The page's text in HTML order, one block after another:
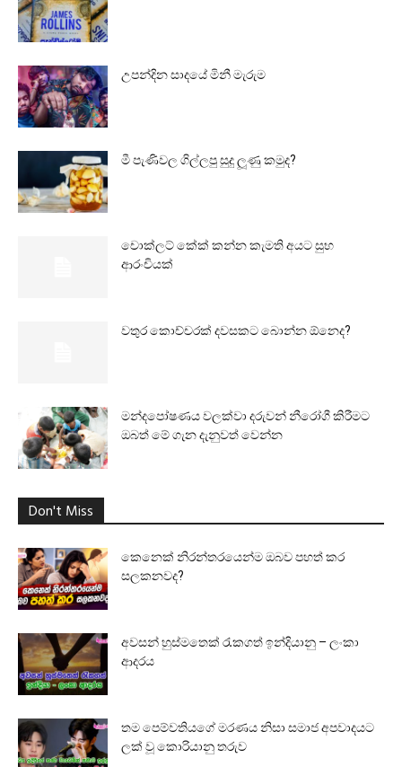
උපන්දින සාදයේ මිනී මැරුම
මී පැණිවල ගිල්ලපු සුදු ලූණු කමුද?
චොක්ලට් කේක් කන්න කැමති අයට සුභ
ආරංචියක්
වතුර කොච්චරක් දවසකට බොන්න ඕනෙද?
මන්දපෝෂණය වලක්වා දරුවන් නීරෝගී කිරීමට
ඔබත් මේ ගැන දැනුවත් වෙන්න
Don't Miss
කෙනෙක් නිරන්තරයෙන්ම ඔබව පහත් කර
සලකනවද?
අවසන් හුස්මතෙක් රැකගත් ඉන්දියානු – ලංකා
ආදරය
තම පෙම්වතියගේ මරණය නිසා සමාජ අපවාදයට
ලක් වූ කොරියානු තරුව